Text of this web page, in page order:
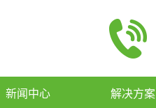
新闻中心 解决方案